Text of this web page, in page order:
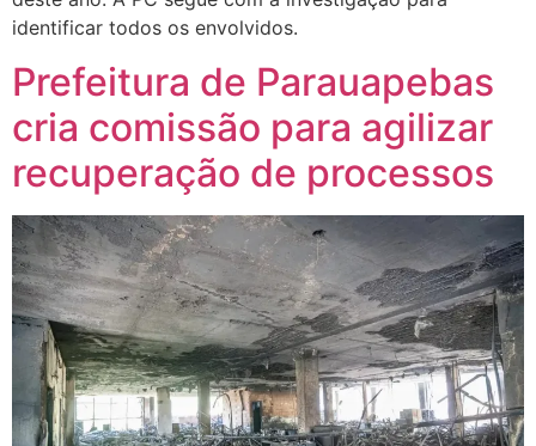
identificar todos os envolvidos.
Prefeitura de Parauapebas
cria comissão para agilizar
recuperação de processos